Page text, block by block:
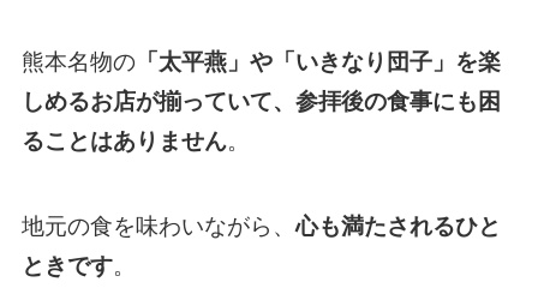
熊本名物の「太平燕」や「いきなり団子」を楽
しめるお店が揃っていて、参拝後の食事にも困
ることはありません。
地元の食を味わいながら、心も満たされるひと
ときです。